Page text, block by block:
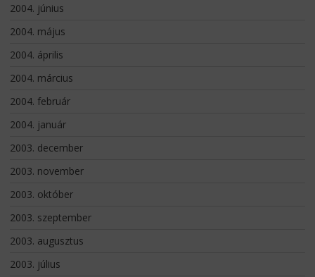
2004. június
2004. május
2004. április
2004. március
2004. február
2004. január
2003. december
2003. november
2003. október
2003. szeptember
2003. augusztus
2003. július